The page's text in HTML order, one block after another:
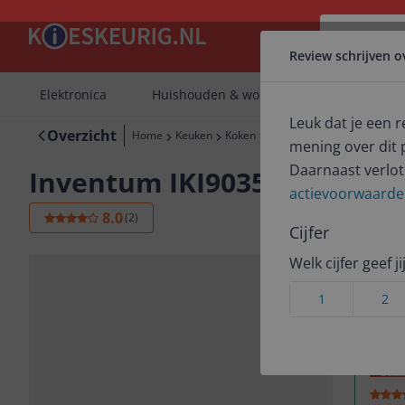
Elektronica Huishouden & wonen
Overzicht Home Keuken Koken Inventum
Inventum IKI9035MAT
8.0(2)
Review schrijven
Leuk dat je een
mening over dit
Daarnaast
Cijfer
Welk cijfer geef
2
1